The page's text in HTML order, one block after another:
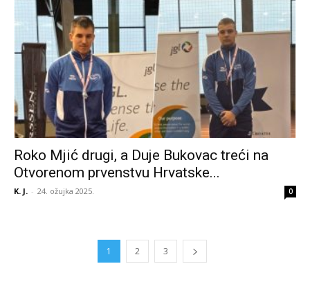
Roko Mjić drugi, a Duje Bukovac treći na
Otvorenom prvenstvu Hrvatske...
K. J. - 24. ožujka 2025. 0
1 2 3